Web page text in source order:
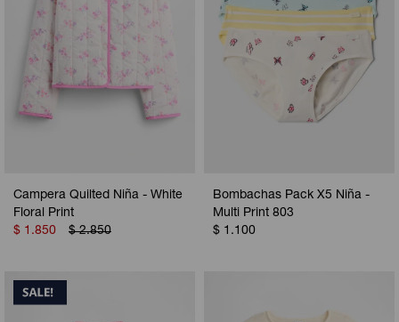
Campera Quilted Niña - White
Floral Print
$ 1.850 $ 2.850
Bombachas Pack X5 Niña -
Multi Print 803
$ 1.100